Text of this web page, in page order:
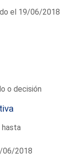
el 19/06/2018
o decisión
06/2018